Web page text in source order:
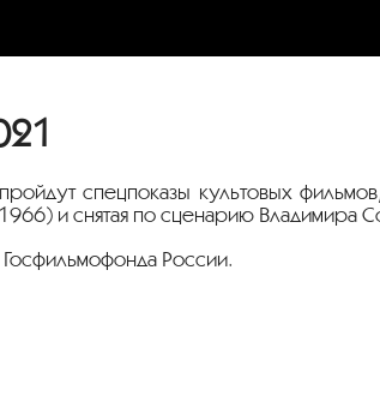
спецпоказы культовых
и снятая по сценарию Владимира
России.